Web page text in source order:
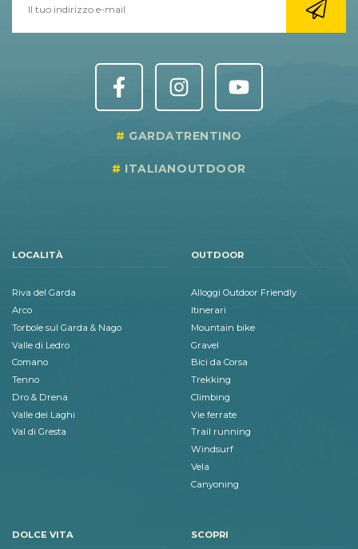
GARDATRENTINO
ITALIANOUTDOOR
LOCALITÀ
Riva del Garda
Arco
Torbole sul Garda & Nago
Valle di Ledro
Comano
Tenno
Dro & Drena
Valle dei Laghi
Val di Gresta
OUTDOOR
Alloggi Outdoor Friendly
Itinerari
Mountain bike
Gravel
Bici da Corsa
Trekking
Climbing
Vie ferrate
Trail running
Windsurf
Vela
Canyoning
DOLCE VITA SCOPRI